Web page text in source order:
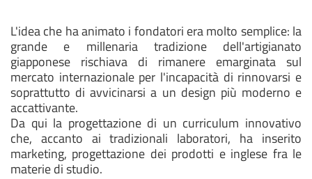
L'idea che ha animato i fondatori era molto semplice: la
grande e millenaria tradizione dell'artigianato
giapponese rischiava di rimanere emarginata sul
mercato internazionale per l'incapacità di rinnovarsi e
soprattutto di avvicinarsi a un design più moderno e
accattivante.
Da qui la progettazione di un curriculum innovativo
che, accanto ai tradizionali laboratori, ha inserito
marketing, progettazione dei prodotti e inglese fra le
materie di studio.